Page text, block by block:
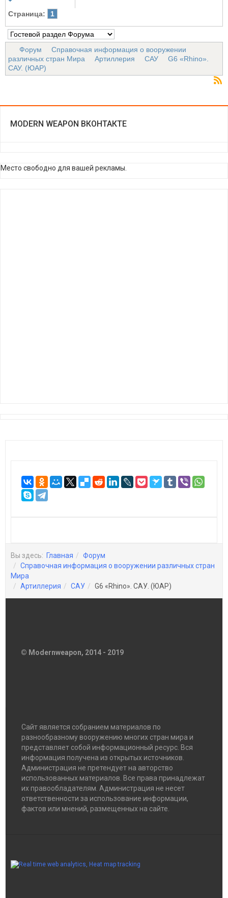
Страница: 1
Форум
Справочная информация о вооружении
различных стран Мира
Артиллерия САУ
G6 «Rhino».
САУ. (ЮАР)
MODERN WEAPON ВКОНТАКТЕ
Место свободно для вашей рекламы.
Вы здесь: Главная
Форум
Справочная информация о вооружении различных стран
Мира
Артиллерия
САУ G6 «Rhino». САУ. (ЮАР)
© Modernweapon, 2014 - 2019
Сайт является собранием материалов по
разнообразному вооружению многих стран мира и
представляет собой информационный ресурс. Вся
информация получена из открытых источников.
Администрация не претендует на авторство
использованных материалов. Все права принадлежат
их правообладателям. Администрация не несет
ответственности за использование информации,
фактов или мнений, размещенных на сайте.